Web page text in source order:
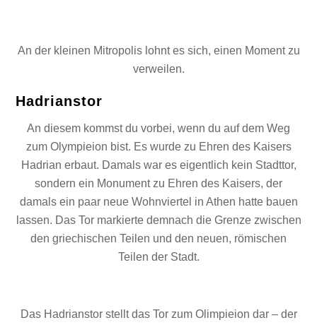
An der kleinen Mitropolis lohnt es sich, einen Moment zu
verweilen.
Hadrianstor
An diesem kommst du vorbei, wenn du auf dem Weg
zum Olympieion bist. Es wurde zu Ehren des Kaisers
Hadrian erbaut. Damals war es eigentlich kein Stadttor,
sondern ein Monument zu Ehren des Kaisers, der
damals ein paar neue Wohnviertel in Athen hatte bauen
lassen. Das Tor markierte demnach die Grenze zwischen
den griechischen Teilen und den neuen, römischen
Teilen der Stadt.
Das Hadrianstor stellt das Tor zum Olimpieion dar – der